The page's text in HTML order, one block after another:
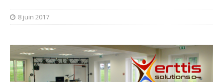
8 juin 2017